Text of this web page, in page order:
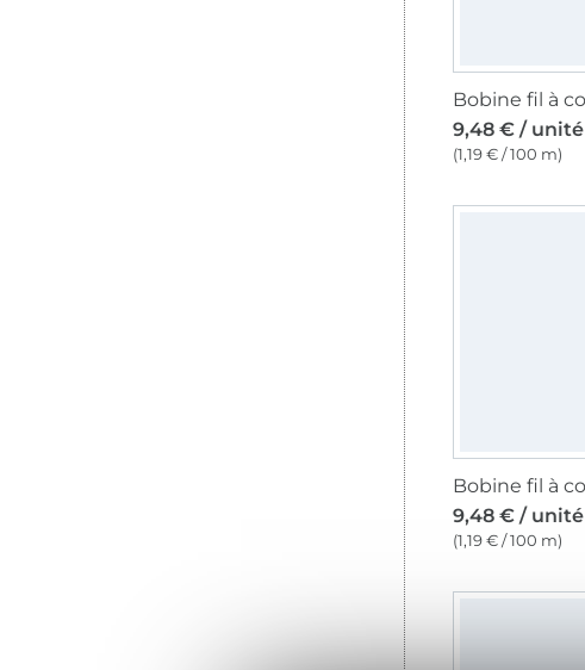
9,48 € / unité
(1,19 € / 100 m)
9,48 € / unité
(1,19 € / 100 m)